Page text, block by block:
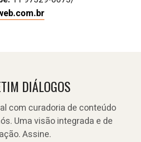
DIÁLOGOS
com curadoria de conteúdo
Uma visão integrada e de
Assine.